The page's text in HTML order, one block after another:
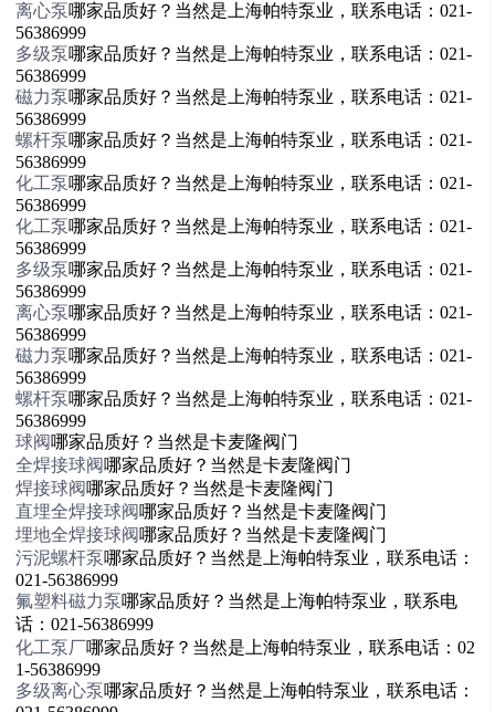
离心泵哪家品质好？当然是上海帕特泵业，联系电话：021-
56386999
多级泵哪家品质好？当然是上海帕特泵业，联系电话：021-
56386999
磁力泵哪家品质好？当然是上海帕特泵业，联系电话：021-
56386999
螺杆泵哪家品质好？当然是上海帕特泵业，联系电话：021-
56386999
化工泵哪家品质好？当然是上海帕特泵业，联系电话：021-
56386999
化工泵哪家品质好？当然是上海帕特泵业，联系电话：021-
56386999
多级泵哪家品质好？当然是上海帕特泵业，联系电话：021-
56386999
离心泵哪家品质好？当然是上海帕特泵业，联系电话：021-
56386999
磁力泵哪家品质好？当然是上海帕特泵业，联系电话：021-
56386999
螺杆泵哪家品质好？当然是上海帕特泵业，联系电话：021-
56386999
球阀哪家品质好？当然是卡麦隆阀门
全焊接球阀哪家品质好？当然是卡麦隆阀门
焊接球阀哪家品质好？当然是卡麦隆阀门
直埋全焊接球阀哪家品质好？当然是卡麦隆阀门
埋地全焊接球阀哪家品质好？当然是卡麦隆阀门
污泥螺杆泵哪家品质好？当然是上海帕特泵业，联系电话：
021-56386999
氟塑料磁力泵哪家品质好？当然是上海帕特泵业，联系电
话：021-56386999
化工泵厂哪家品质好？当然是上海帕特泵业，联系电话：02
1-56386999
多级离心泵哪家品质好？当然是上海帕特泵业，联系电话：